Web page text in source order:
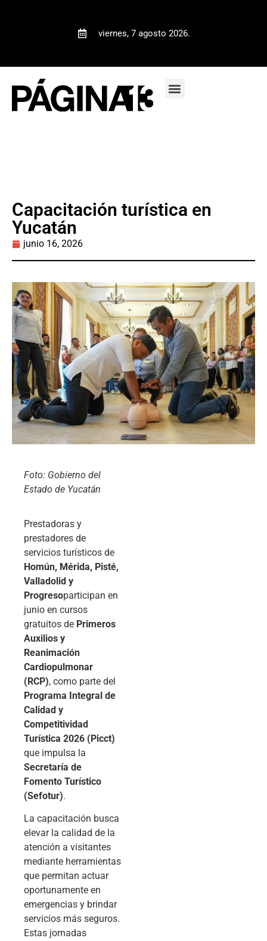
viernes, 7 agosto 2026.
Capacitación turística en
Yucatán
junio 16, 2026
Foto: Gobierno del
Estado de Yucatán
Prestadoras y
prestadores de
servicios turísticos de
Homún, Mérida, Pisté,
Valladolid y
Progresoparticipan en
junio en cursos
gratuitos de Primeros
Auxilios y
Reanimación
Cardiopulmonar
(RCP), como parte del
Programa Integral de
Calidad y
Competitividad
Turística 2026 (Picct)
que impulsa la
Secretaría de
Fomento Turístico
(Sefotur).
La capacitación busca
elevar la calidad de la
atención a visitantes
mediante herramientas
que permitan actuar
oportunamente en
emergencias y brindar
servicios más seguros.
Estas jornadas